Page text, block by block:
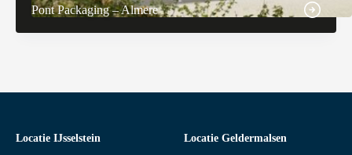
Pont Packaging – Almere
Locatie IJsselstein Locatie Geldermalsen